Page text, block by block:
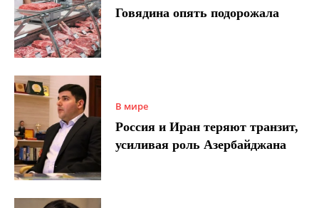
Говядина опять подорожала
В мире
Россия и Иран теряют транзит,
усиливая роль Азербайджана